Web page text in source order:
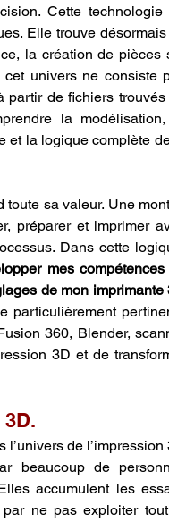
Cette technologie
Elle trouve
la création de pièces
univers ne consiste
de fichiers trouvés
la
et la logique complète
toute sa valeur. Une
préparer et imprimer
mes compétences
de mon imprimante
particulièrement
360, Blender,
3D et de
de l’impression
beaucoup de
accumulent les
ne pas exploiter